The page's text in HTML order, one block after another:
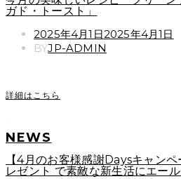
ガド・トースト」
POSTED
ON
2025年4月1日2025年4月1日
BYJP-ADMIN
詳細はこちら
NEWS
【4月のお客様感謝Daysキャン
レゼント で素敵な新生活にエール